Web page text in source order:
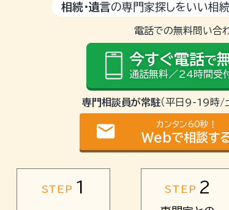
相続・遺言の専門家探しをいい相
電話での無料問い合
今すぐ電話で
通話無料／24時間受
専門相談員が常駐（平日9-19時/
email カンタン60秒！
Webで相談す
STEP 1 STEP 2